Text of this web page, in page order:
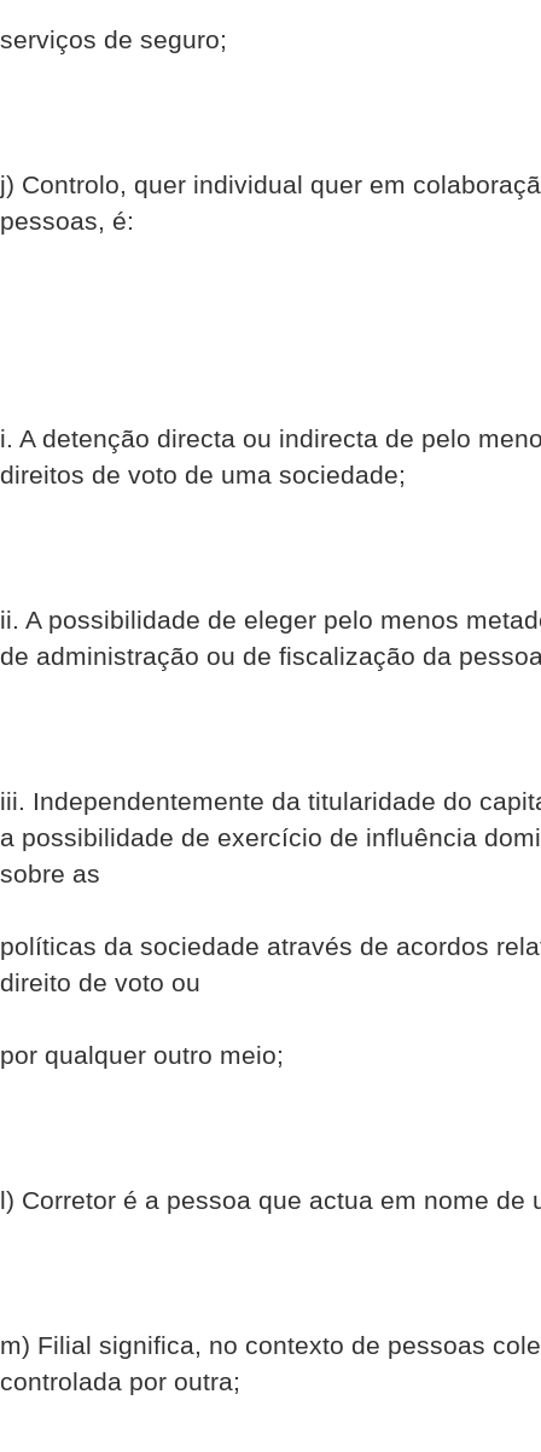
serviços de seguro;
j) Controlo, quer individual quer em
pessoas, é:
i. A detenção directa ou indirecta de pelo
direitos de voto de uma sociedade;
ii. A possibilidade de eleger pelo menos
de administração ou de fiscalização da
iii. Independentemente da titularidade do
a possibilidade de exercício de influência
sobre as
políticas da sociedade através de acordos
direito de voto ou
por qualquer outro meio;
l) Corretor é a pessoa que actua em nome
m) Filial significa, no contexto de pessoas
controlada por outra;